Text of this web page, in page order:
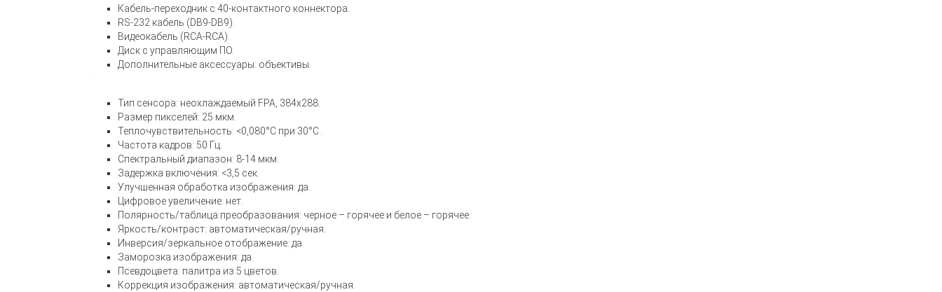
Кабель-переходник с 40-контактного коннектора.
RS-232 кабель (DB9-DB9).
Видеокабель (RCA-RCA).
Диск с управляющим ПО.
Дополнительные аксессуары: объективы.
Тип сенсора: неохлаждаемый FPA, 384х288.
Размер пикселей: 25 мкм.
Теплочувствительность: <0,080°С при 30°С .
Частота кадров: 50 Гц.
Спектральный диапазон: 8-14 мкм.
Задержка включения: <3,5 сек.
Улучшенная обработка изображения: да.
Цифровое увеличение: нет.
Полярность/таблица преобразования: черное – горячее и белое – горячее.
Яркость/контраст: автоматическая/ручная.
Инверсия/зеркальное отображение: да.
Заморозка изображения: да.
Псевдоцвета: палитра из 5 цветов.
Коррекция изображения: автоматическая/ручная.